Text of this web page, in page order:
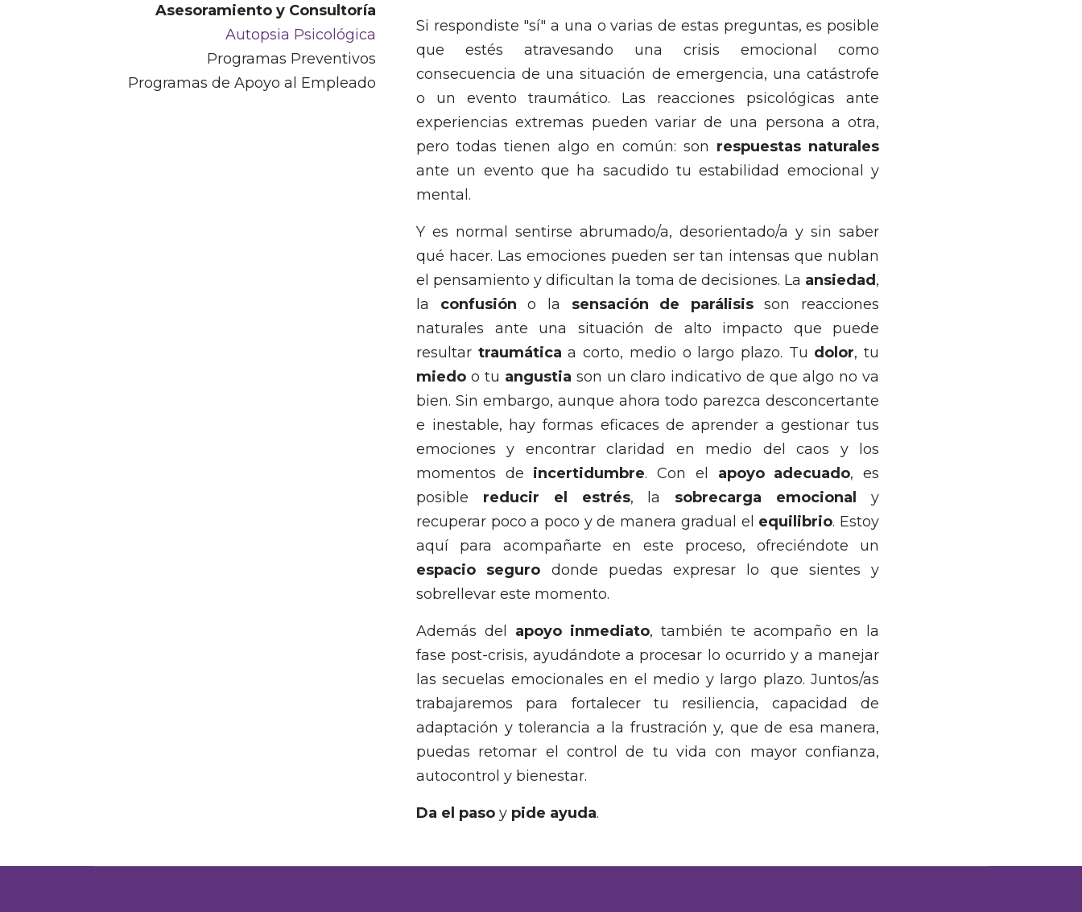
Asesoramiento y Consultoría
Autopsia Psicológica
Programas Preventivos
Programas de Apoyo al Empleado
Si respondiste "sí" a una o varias de estas preguntas, es posible
que estés atravesando una crisis emocional como
consecuencia de una situación de emergencia, una catástrofe
o un evento traumático. Las reacciones psicológicas ante
experiencias extremas pueden variar de una persona a otra,
pero todas tienen algo en común: son respuestas naturales
ante un evento que ha sacudido tu estabilidad emocional y
mental.
Y es normal sentirse abrumado/a, desorientado/a y sin saber
qué hacer. Las emociones pueden ser tan intensas que nublan
el pensamiento y dificultan la toma de decisiones. La ansiedad ,
la confusión o la sensación de parálisisson reacciones
naturales ante una situación de alto impacto que puede
resultar traumática a corto, medio o largo plazo. Tu dolor, tu
miedo o tu angustia son un claro indicativo de que algo no va
bien. Sin embargo, aunque ahora todo parezca desconcertante
e inestable, hay formas eficaces de aprender a gestionar tus
emociones y encontrar claridad en medio del caos y los
momentos de incertidumbre. Con el apoyo adecuado, es
posible reducir el estrés, la sobrecarga emocional
y
recuperar poco a poco y de manera gradual el equilibrio. Estoy
aquí para acompañarte en este proceso, ofreciéndote un
espacio seguro donde puedas expresar lo que sientes y
sobrellevar este momento.
Además del apoyo inmediato, también te acompaño en la
fase post-crisis, ayudándote a procesar lo ocurrido y a manejar
las secuelas emocionales en el medio y largo plazo. Juntos/as
trabajaremos para fortalecer tu resiliencia, capacidad de
adaptación y tolerancia a la frustración y, que de esa manera,
puedas retomar el control de tu vida con mayor confianza,
autocontrol y bienestar.
Da el paso y pide ayuda.